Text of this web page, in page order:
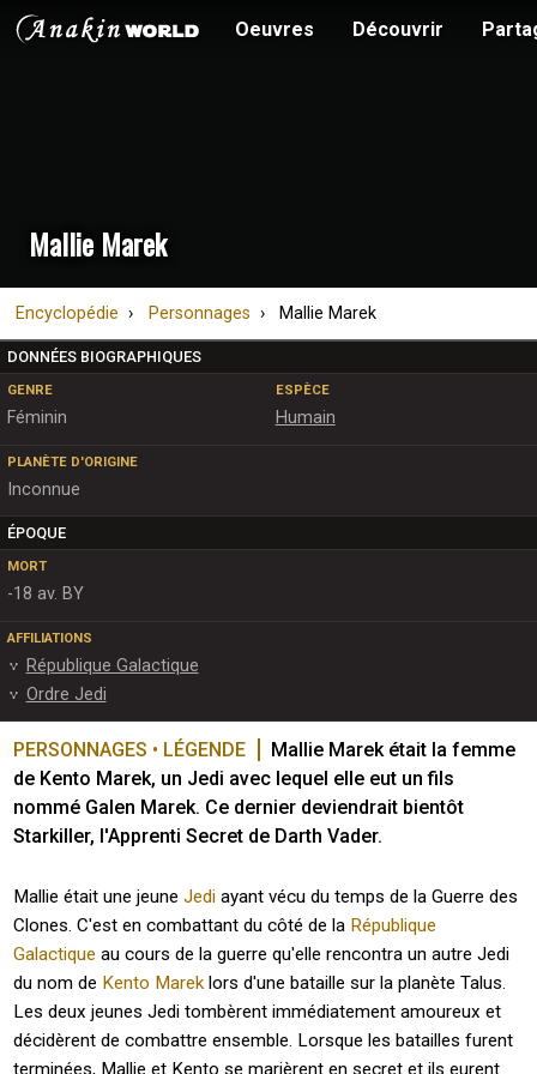
Oeuvres Découvrir
Mallie Marek
Encyclopédie Personnages Mallie Marek
DONNÉES BIOGRAPHIQUES
GENRE
Féminin
ESPÈCE
Humain
PLANÈTE D'ORIGINE
Inconnue
ÉPOQUE
MORT
-18 av. BY
AFFILIATIONS
République Galactique
Ordre Jedi
PERSONNAGES • LÉGENDE
Mallie Marek était la femme
de Kento Marek, un Jedi avec lequel elle eut un fils
nommé Galen Marek. Ce dernier deviendrait bientôt
Starkiller, l'Apprenti Secret de Darth Vader.
Mallie était une jeuneJedi ayant vécu du temps de la Guerre des
Clones. C'est en combattant du côté de la République
Galactique au cours de la guerre qu'elle rencontra un autre Jedi
du nom de Kento Marek lors d'une bataille sur la planète Talus.
Les deux jeunes Jedi tombèrent immédiatement amoureux et
décidèrent de combattre ensemble. Lorsque les batailles furent
terminées, Mallie et Kento se marièrent en secret et ils eurent